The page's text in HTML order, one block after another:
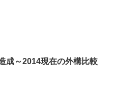
成～2014現在の外構比較